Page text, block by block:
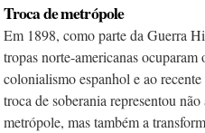
Troca de metrópole
Em 1898, como parte da Guerra
tropas norte-americanas
colonialismo espanhol e ao
troca de soberania representou
metrópole, mas também a